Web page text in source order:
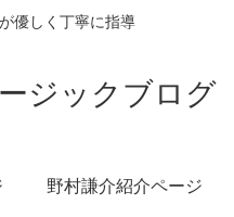
優しく丁寧に指導
ジックブログ
野村謙介紹介ページ